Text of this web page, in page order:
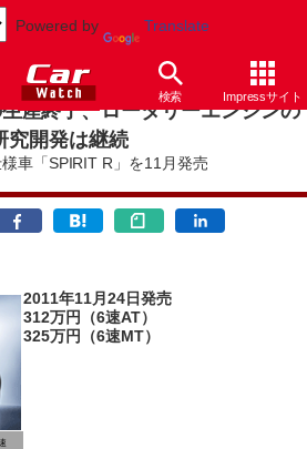
Powered by Translate
検索 Impressサイト
産終了、ロータリーエンジンの
究開発は継続
車「SPIRIT R」を11月発売
2011年11月24日発売
312万円（6速AT）
325万円（6速MT）